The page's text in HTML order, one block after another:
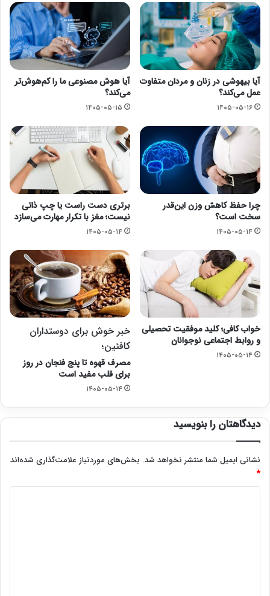
آیا بیهوشی در زنان و مردان متفاوت
عمل می‌کند؟
۱۴۰۵-۰۵-۱۶
آیا هوش مصنوعی ما را کم‌هوش‌تر
می‌کند؟
۱۴۰۵-۰۵-۱۵
چرا حفظ کاهش وزن این‌قدر
سخت است؟
۱۴۰۵-۰۵-۱۴
برتری دست راست یا چپ ذاتی
نیست؛ مغز با تکرار مهارت می‌سازد
۱۴۰۵-۰۵-۱۴
خواب کافی؛ کلید موفقیت تحصیلی
و روابط اجتماعی نوجوانان
۱۴۰۵-۰۵-۱۴
خبر خوش برای دوستداران
کافئین؛
مصرف قهوه تا پنج فنجان در روز
برای قلب مفید است
۱۴۰۵-۰۵-۱۴
دیدگاهتان را بنویسید
نشانی ایمیل شما منتشر نخواهد شد. بخش‌های موردنیاز علامت‌گذاری شده‌اند
*